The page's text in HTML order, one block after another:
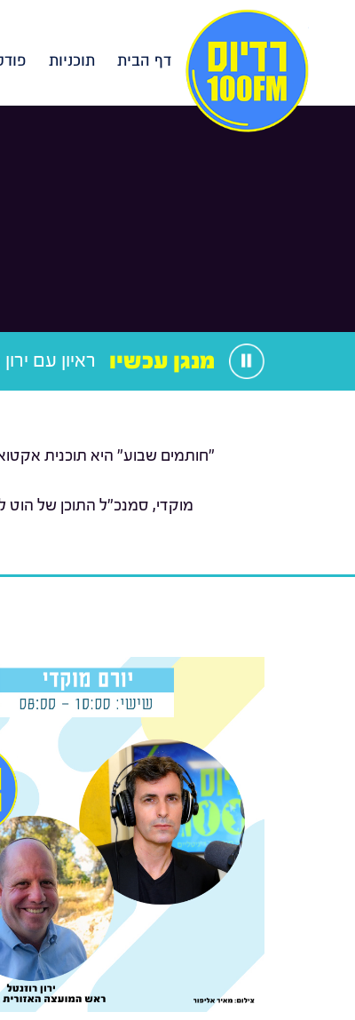
דף הבית תוכניות
מנגן עכשיו ראיון עם
"חותמים שבוע" היא תוכנית
מוקדי, סמנכ"ל התוכן של הוט